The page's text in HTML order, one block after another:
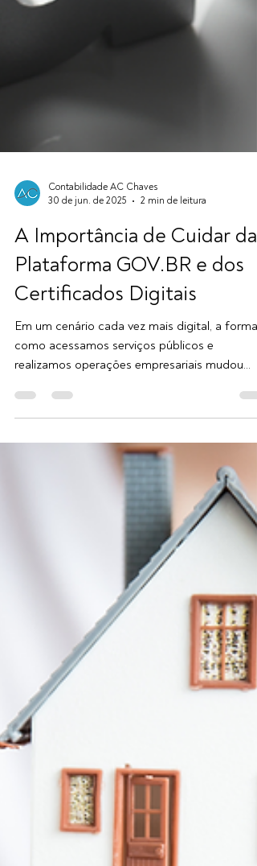
30 de jun. de 2025
2 min de leitura
A Importância de Cuidar da
Plataforma GOV.BR e dos
Certificados Digitais
Em um cenário cada vez mais digital, a forma
como acessamos serviços públicos e
realizamos operações empresariais mudou
responsabilidade: proteger nossas identidades
proteger documentos físicos importantes,
como contratos e registros contábeis,
é essencial proteger suas credenciais digitais."